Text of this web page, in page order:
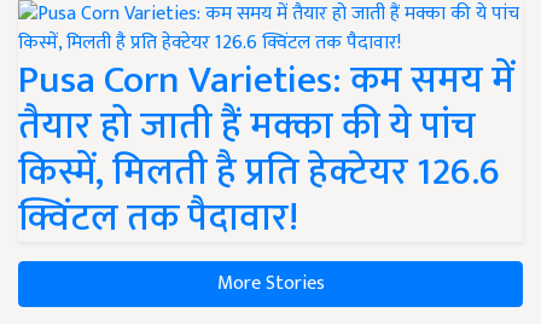
Pusa Corn Varieties: कम समय में
तैयार हो जाती हैं मक्का की ये पांच
किस्में, मिलती है प्रति हेक्टेयर 126.6
क्विंटल तक पैदावार!
More Stories